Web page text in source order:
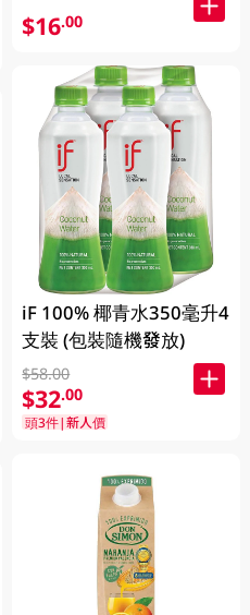
$16.00
iF 100% 椰青水350毫升4
支裝 (包裝隨機發放)
$58.00
$32.00
頭3件|新人價